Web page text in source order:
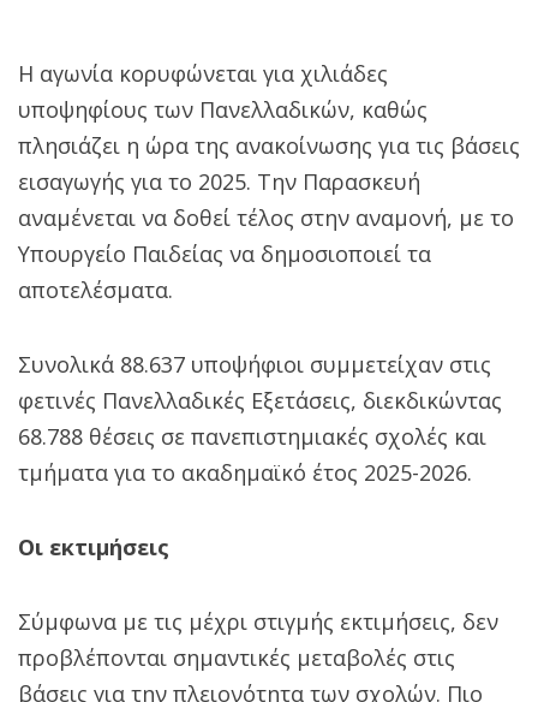
Η αγωνία κορυφώνεται για χιλιάδες
υποψηφίους των Πανελλαδικών, καθώς
πλησιάζει η ώρα της ανακοίνωσης για τις βάσεις
εισαγωγής για το 2025. Την Παρασκευή
αναμένεται να δοθεί τέλος στην αναμονή, με το
Υπουργείο Παιδείας να δημοσιοποιεί τα
αποτελέσματα.
Συνολικά 88.637 υποψήφιοι συμμετείχαν στις
φετινές Πανελλαδικές Εξετάσεις, διεκδικώντας
68.788 θέσεις σε πανεπιστημιακές σχολές και
τμήματα για το ακαδημαϊκό έτος 2025-2026.
Οι εκτιμήσεις
Σύμφωνα με τις μέχρι στιγμής εκτιμήσεις, δεν
προβλέπονται σημαντικές μεταβολές στις
βάσεις για την πλειονότητα των σχολών. Πιο